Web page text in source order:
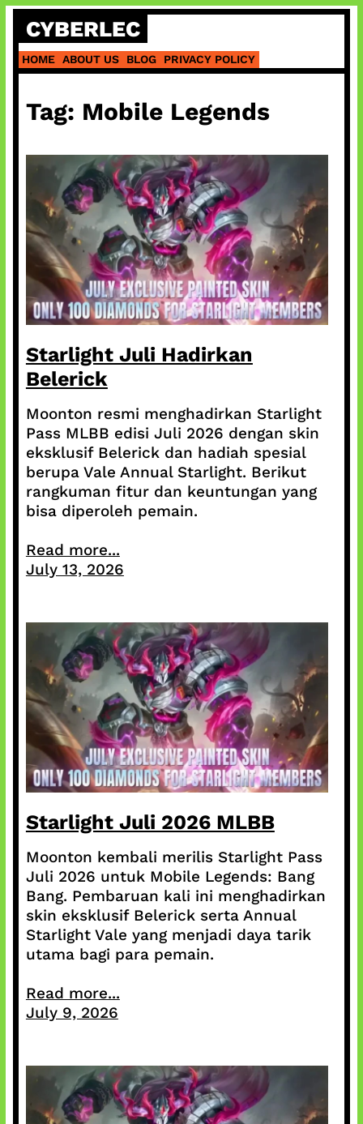
Skip
content
CYBERLEC
HOME ABOUT US BLOG PRIVACY POLICY
Tag: Mobile Legends
Starlight Juli Hadirkan
Belerick
Moonton resmi menghadirkan Starlight
Pass MLBB edisi Juli 2026 dengan skin
eksklusif Belerick dan hadiah spesial
berupa Vale Annual Starlight. Berikut
rangkuman fitur dan keuntungan yang
bisa diperoleh pemain.
Read more...
July 13, 2026
Starlight Juli 2026 MLBB
Moonton kembali merilis Starlight Pass
Juli 2026 untuk Mobile Legends: Bang
Bang. Pembaruan kali ini menghadirkan
skin eksklusif Belerick serta Annual
Starlight Vale yang menjadi daya tarik
utama bagi para pemain.
Read more...
July 9, 2026